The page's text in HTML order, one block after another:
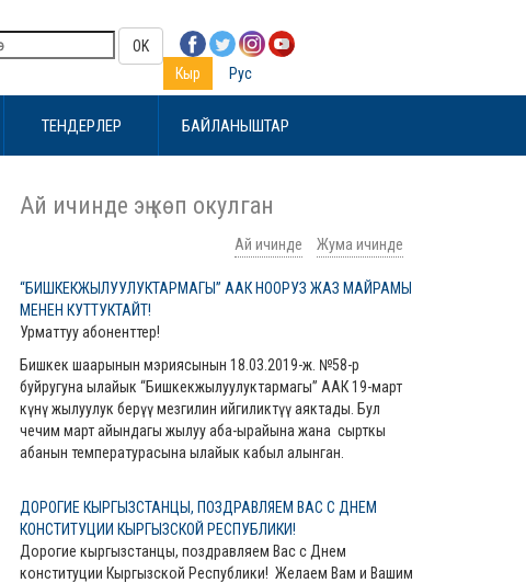
OK
Кыр
Рус
ТЕНДЕРЛЕР БАЙЛАНЫШТАР
Ай ичинде эң көп окулган
Ай ичинде Жума ичинде
“БИШКЕКЖЫЛУУЛУКТАРМАГЫ” ААК НООРУЗ ЖАЗ МАЙРАМЫ
МЕНЕН КУТТУКТАЙТ!
Урматтуу абоненттер!
Бишкек шаарынын мэриясынын 18.03.2019-ж. №58-р
буйругуна ылайык “Бишкекжылуулуктармагы” ААК 19-март
күнү жылуулук берүү мезгилин ийгиликтүү аяктады. Бул
чечим март айындагы жылуу аба-ырайына жана сырткы
абанын температурасына ылайык кабыл алынган.
ДОРОГИЕ КЫРГЫЗСТАНЦЫ, ПОЗДРАВЛЯЕМ ВАС С ДНЕМ
КОНСТИТУЦИИ КЫРГЫЗСКОЙ РЕСПУБЛИКИ!
Дорогие кыргызстанцы, поздравляем Вас с Днем
конституции Кыргызской Республики! Желаем Вам и Вашим